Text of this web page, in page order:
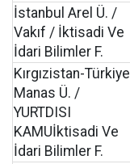
İstanbul Arel Ü. /
Vakıf / İktisadi Ve
İdari Bilimler F.
Kırgızistan-Türkiye
Manas Ü. /
YURTDISI
KAMUİktisadi Ve
İdari Bilimler F.